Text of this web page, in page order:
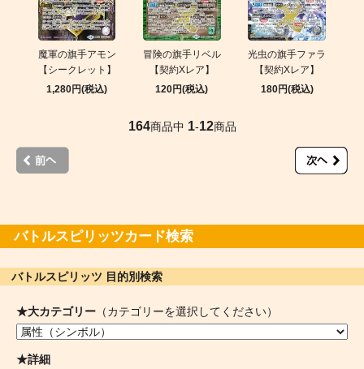
魔軍の旗手アモン
【シークレット】
1,280円(税込)
冒険の旗手リベル
【契約Xレア】
120円(税込)
光虫の旗手ファラ
【契約Xレア】
180円(税込)
164商品中 1-12商品
バトルスピリッツカード検索
バトルスピリッツ 目的別検索
★大カテゴリー （カテゴリーを選択してください）
★詳細